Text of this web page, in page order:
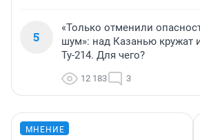
5
«Только отменили
шум»: над Казанью кружат
Ту-214. Для чего?
12 183 3
МНЕНИЕ